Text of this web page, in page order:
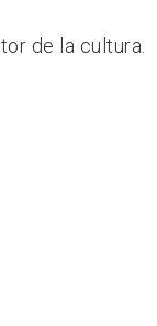
de la cultura.